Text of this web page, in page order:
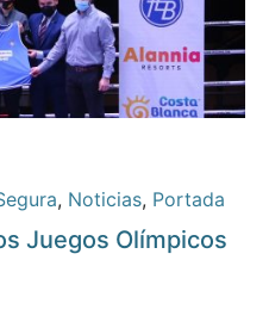
, Noticias, Portada
Juegos Olímpicos